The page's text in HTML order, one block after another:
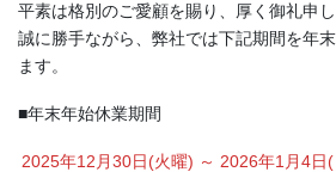
平素は格別のご愛顧を賜り、厚く御礼申し
誠に勝手ながら、弊社では下記期間を年
ます。
■年末年始休業期間
2025年12月30日(火曜) ～ 2026年1月4日